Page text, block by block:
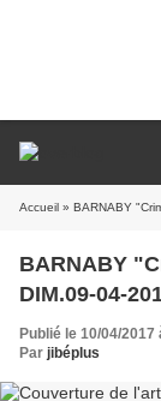
Accueil » BARNABY
BARNABY
DIM.09-04-
Publié le 10/04/2017
Par jibéplus